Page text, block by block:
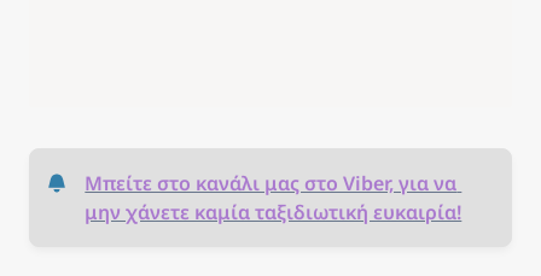
Μπείτε στο κανάλι μας στο Viber, για να
μην χάνετε καμία ταξιδιωτική ευκαιρία!